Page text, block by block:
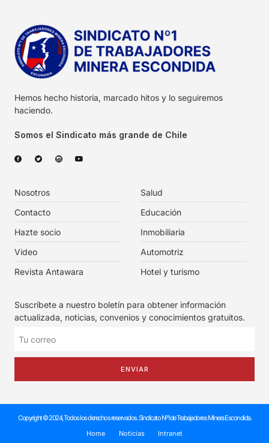
Hemos hecho historia, marcado hitos y lo seguiremos
haciendo.
Somos el Sindicato más grande de Chile
Nosotros
Contacto
Hazte socio
Video
Revista Antawara
Salud
Educación
Inmobiliaria
Automotriz
Hotel y turismo
Suscríbete a nuestro boletín para obtener información
actualizada, noticias, convenios y conocimientos gratuitos.
ENVIAR
Copyright © 2024, Todos los derechos reservados. Sindicato Nº1 de Trabajadores Minera Escondida.
Home
Noticias Intranet